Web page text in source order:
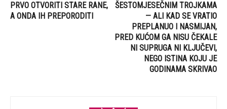
PRVO OTVORITI STARE RANE,
A ONDA IH PREPORODITI
ŠESTOMJESEČNIM TROJKAMA
— ALI KAD SE VRATIO
PREPLANUO I NASMIJAN,
PRED KUĆOM GA NISU ČEKALE
NI SUPRUGA NI KLJUČEVI,
NEGO ISTINA KOJU JE
GODINAMA SKRIVAO